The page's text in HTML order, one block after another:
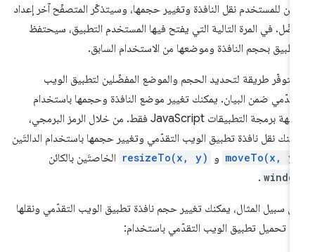
للمستخدم نقل النافذة وتغيير حجمها، وسيتذكّر المتصفّح آخر إعداد
في المرة التالية التي يفتح فيها المستخدم التطبيق، سيحتفظ
بحجم النافذة وموضعها من الاستخدام السابق.
تتوفّر طريقة لتحديد الحجم والموضع المفضّلين لتطبيق الويب
ضمن البيان. يمكنك تغيير موضع النافذة وحجمها باستخدام
واجهة برمجة التطبيقات JavaScript فقط. من خلال الرمز البرمجي،
نقل نافذة تطبيق الويب التقدّمي وتغيير حجمها باستخدام الدالتَين
moveTo(x, و resizeTo(x, y) الخاصتَين بالكائن
.
سبيل المثال، يمكنك تغيير حجم نافذة تطبيق الويب التقدّمي ونقلها
تحميل تطبيق الويب التقدّمي باستخدام: